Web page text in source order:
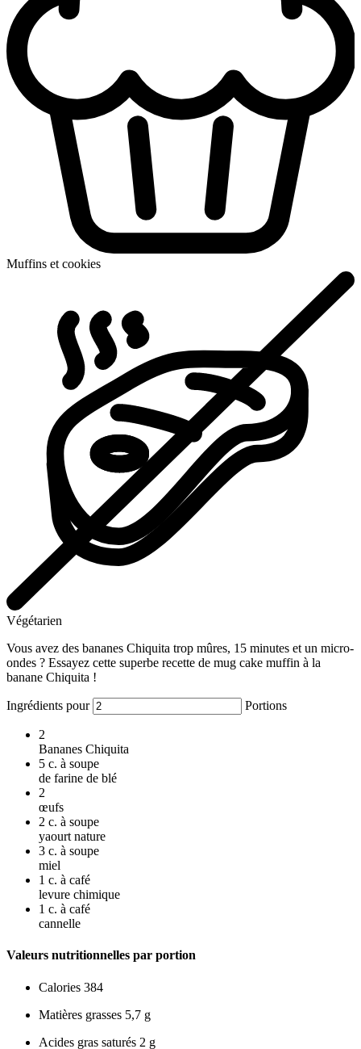
Muffins et cookies
Végétarien
Vous avez des bananes Chiquita trop mûres, 15 minutes et un micro-
ondes ? Essayez cette superbe recette de mug cake muffin à la
banane Chiquita !
Ingrédients pour Portions
2
Bananes Chiquita
5 c. à soupe
de farine de blé
2
œufs
2 c. à soupe
yaourt nature
3 c. à soupe
miel
1 c. à café
levure chimique
1 c. à café
cannelle
Valeurs nutritionnelles par portion
Calories 384
Matières grasses 5,7 g
Acides gras saturés 2 g